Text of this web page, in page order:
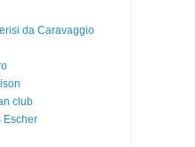
da Caravaggio
club
Escher